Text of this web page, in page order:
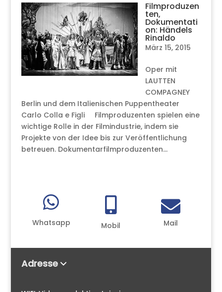
Filmproduzen
ten,
Dokumentati
on: Händels
Rinaldo
März 15, 2015
Oper mit
LAUTTEN
COMPAGNEY
Berlin und dem Italienischen Puppentheater
Carlo Colla e Figli Filmproduzenten spielen eine
wichtige Rolle in der Filmindustrie, indem sie
Projekte von der Idee bis zur Veröffentlichung
betreuen. Dokumentarfilmproduzenten...

Whatsapp

Mobil

Mail
Adresse